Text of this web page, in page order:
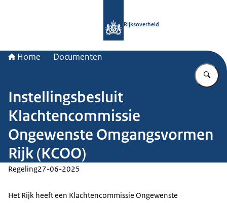
Rijksoverheid
Home Documenten
Instellingsbesluit
Klachtencommissie
Ongewenste Omgangsvormen
Rijk (KCOO)
Regeling27-06-2025
Het Rijk heeft een Klachtencommissie Ongewenste